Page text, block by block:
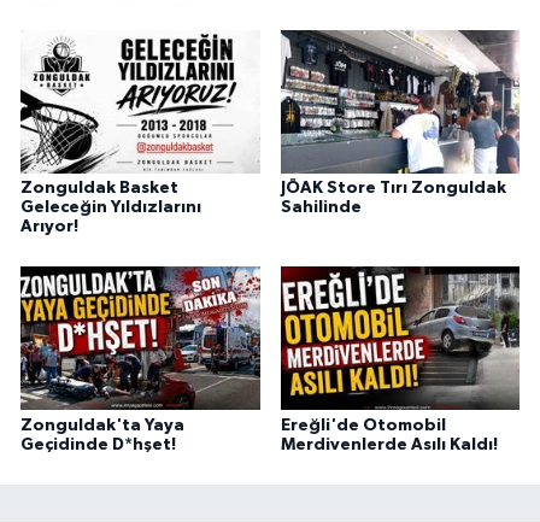
Zonguldak Basket
Geleceğin Yıldızlarını
Arıyor!
JÖAK Store Tırı Zonguldak
Sahilinde
Zonguldak'ta Yaya
Geçidinde D*hşet!
Ereğli'de Otomobil
Merdivenlerde Asılı Kaldı!